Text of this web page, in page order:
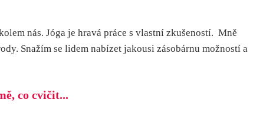
nás. Jóga je hravá práce s vlastní zkušeností. Mně
Snažím se lidem nabízet jakousi zásobárnu možností a
co cvičit...